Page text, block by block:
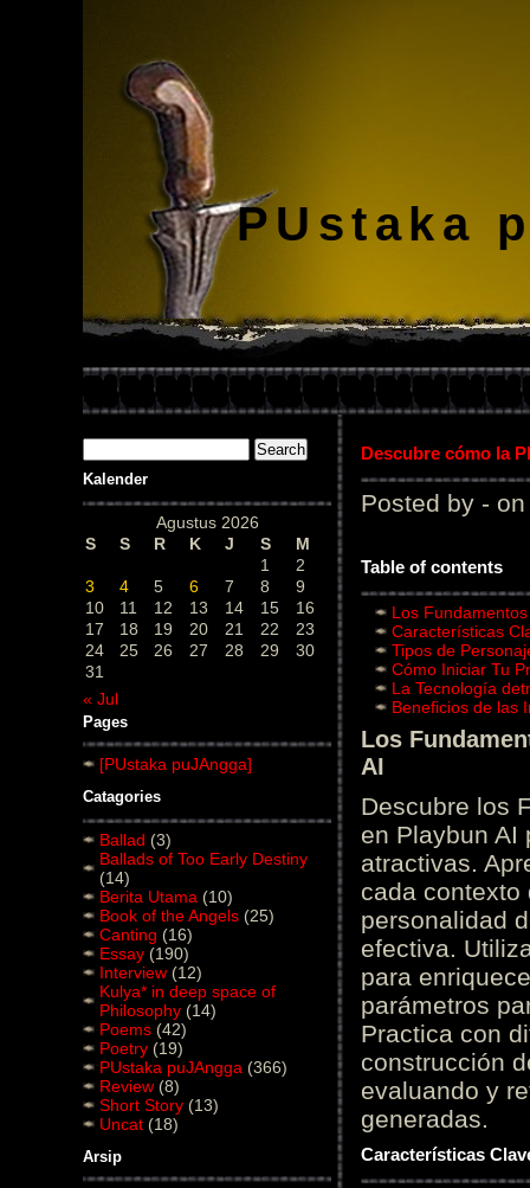
PUstaka
Kalender
Agustus 2026
S
S R K J S
M
1
2
3
4 5 6 7 8
9
10
11 12 13 14 15
16
17
18 19 20 21 22
23
24
25 26 27 28 29
30
31
« Jul
Pages
[PUstaka puJAngga]
Catagories
Ballad (3)
Ballads of Too Early Destiny
(14)
Berita Utama (10)
Book of the Angels (25)
Canting (16)
Essay (190)
Interview (12)
Kulya* in deep space of
Philosophy (14)
Poems (42)
Poetry (19)
PUstaka puJAngga (366)
Review (8)
Short Story (13)
Uncat (18)
Arsip
Descubre cómo la
Posted by - on
Table of contents
Los
Características
Tipos de
Cómo Iniciar Tu
La Tecnología
Beneficios de las
Los
AI
Descubre los
en Playbun AI
atractivas.
cada contexto
personalidad
efectiva.
para
parámetros
Practica con
construcción
evaluando y
generadas.
Características